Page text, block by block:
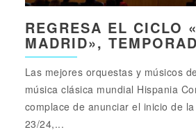
REGRESA EL CICLO
MADRID»,
Las mejores orquestas y músicos
música clásica mundial Hispania
complace de anunciar el inicio de
23/24,...